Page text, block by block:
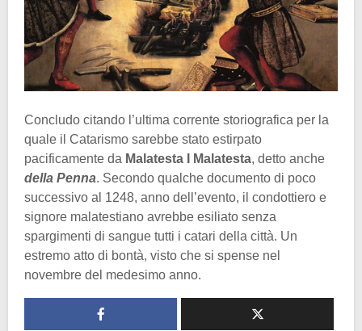
Concludo citando l’ultima corrente storiografica per la
quale il Catarismo sarebbe stato estirpato
pacificamente da Malatesta I Malatesta, detto anche
della Penna. Secondo qualche documento di poco
successivo al 1248, anno dell’evento, il condottiero e
signore malatestiano avrebbe esiliato senza
spargimenti di sangue tutti i catari della città. Un
estremo atto di bontà, visto che si spense nel
novembre del medesimo anno.